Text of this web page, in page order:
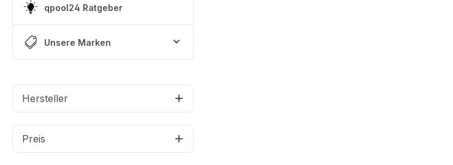
qpool24 Ratgeber
Unsere Marken
Hersteller
Preis